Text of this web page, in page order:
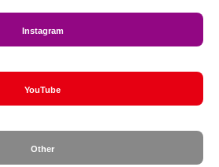
Instagram
YouTube
Other